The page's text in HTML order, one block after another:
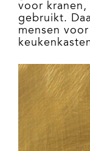
voor kranen,
gebruikt.
mensen